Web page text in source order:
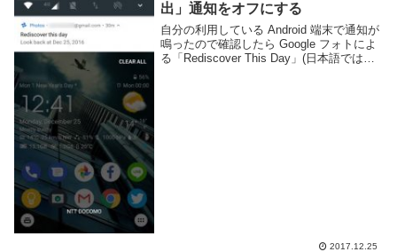
出」通知をオフにする
自分の利用している Android 端末で通知が
鳴ったので確認したら Google フォトによ
る「Rediscover This Day」(日本語では
2017.12.25